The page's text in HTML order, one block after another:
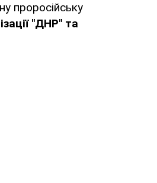
проросійську
"ДНР" та